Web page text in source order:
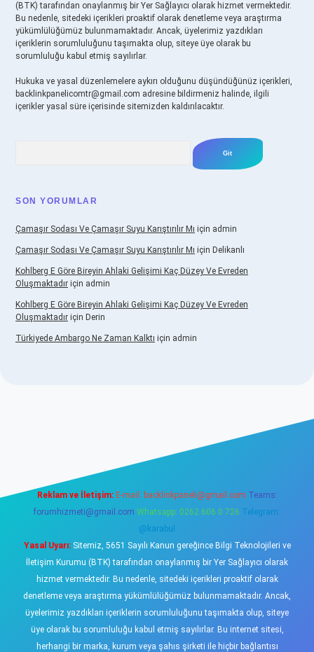
(BTK) tarafından onaylanmış bir Yer Sağlayıcı olarak hizmet vermektedir.
Bu nedenle, sitedeki içerikleri proaktif olarak denetleme veya araştırma
yükümlülüğümüz bulunmamaktadır. Ancak, üyelerimiz yazdıkları
içeriklerin sorumluluğunu taşımakta olup, siteye üye olarak bu
sorumluluğu kabul etmiş sayılırlar.
Hukuka ve yasal düzenlemelere aykırı olduğunu düşündüğünüz içerikleri,
backlinkpanelicomtr@gmail.com adresine bildirmeniz halinde, ilgili
içerikler yasal süre içerisinde sitemizden kaldırılacaktır.
SON YORUMLAR
Çamaşır Sodası Ve Çamaşır Suyu Karıştırılır Mı için admin
Çamaşır Sodası Ve Çamaşır Suyu Karıştırılır Mı için Delikanlı
Kohlberg E Göre Bireyin Ahlaki Gelişimi Kaç Düzey Ve Evreden
Oluşmaktadır için admin
Kohlberg E Göre Bireyin Ahlaki Gelişimi Kaç Düzey Ve Evreden
Oluşmaktadır için Derin
Türkiyede Ambargo Ne Zaman Kalktı için admin
Reklam ve İletişim: E-mail: backlinkpaneli@gmail.com Teams:
forumhizmeti@gmail.com Whatsapp: 0262 606 0 726 Telegram:
@karabul
Yasal Uyarı:Sitemiz, 5651 Sayılı Kanun gereğince Bilgi Teknolojileri ve
İletişim Kurumu (BTK) tarafından onaylanmış bir Yer Sağlayıcı olarak
hizmet vermektedir. Bu nedenle, sitedeki içerikleri proaktif olarak
denetleme veya araştırma yükümlülüğümüz bulunmamaktadır. Ancak,
üyelerimiz yazdıkları içeriklerin sorumluluğunu taşımakta olup, siteye
üye olarak bu sorumluluğu kabul etmiş sayılırlar. Bu internet sitesi,
herhangi bir marka, kurum veya şahıs şirketi ile hiçbir bağlantısı